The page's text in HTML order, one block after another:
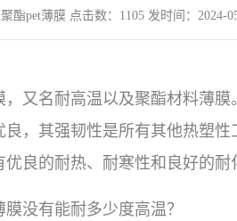
酯pet薄膜 点击数： 1105 发时间：2024-
，又名耐高温以及聚酯材料薄
良，其强韧性是所有其他热塑
优良的耐热、耐寒性和良好的耐
膜没有能耐多少度高温？